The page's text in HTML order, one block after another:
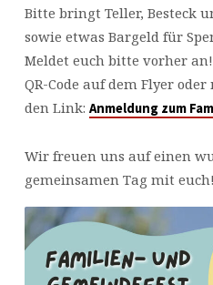
Bitte bringt Teller, Besteck
sowie etwas Bargeld für
Meldet euch bitte vorher
QR-Code auf dem Flyer
den Link: Anmeldung zum
Wir freuen uns auf einen
gemeinsamen Tag mit euch!